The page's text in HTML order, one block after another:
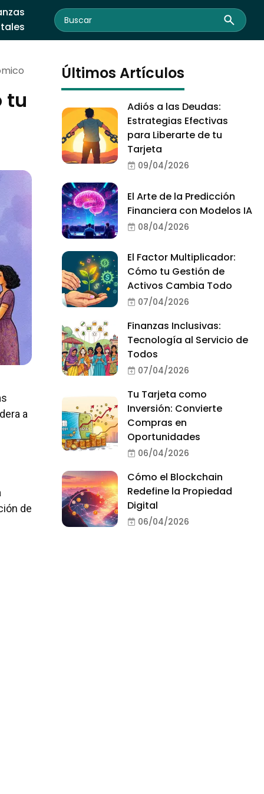
tu
a
de
Últimos Artículos
Adiós a las Deudas:
Estrategias Efectivas
para Liberarte de tu
Tarjeta
09/04/2026
El Arte de la Predicción
Financiera con Modelos IA
08/04/2026
El Factor Multiplicador:
Cómo tu Gestión de
Activos Cambia Todo
07/04/2026
Finanzas Inclusivas:
Tecnología al Servicio de
Todos
07/04/2026
Tu Tarjeta como
Inversión: Convierte
Compras en
Oportunidades
06/04/2026
Cómo el Blockchain
Redefine la Propiedad
Digital
06/04/2026